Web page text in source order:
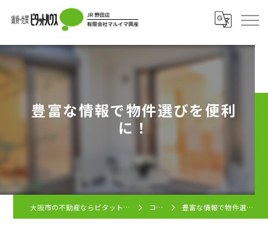
豊富な情報で物件選びを便利
に！
大阪市の不動産ならピタットハウス JR野田店 コラム 豊富な情報で物件選びを便利に！